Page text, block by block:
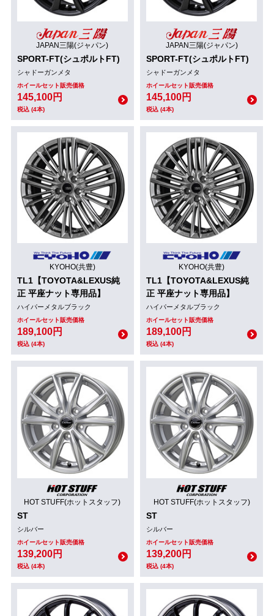
JAPAN三陽(ジャパン)
SPORT-FT(シュポルトFT)
シャドーガンメタ
ホイールセット販売価格
145,100円
税込 (4本)
JAPAN三陽(ジャパン)
SPORT-FT(シュポルトFT)
シャドーガンメタ
ホイールセット販売価格
145,100円
税込 (4本)
KYOHO(共豊)
TL1【TOYOTA&LEXUS純
正 平座ナット専用品】
ハイパーメタルブラック
ホイールセット販売価格
189,100円
税込 (4本)
KYOHO(共豊)
TL1【TOYOTA&LEXUS純
正 平座ナット専用品】
ハイパーメタルブラック
ホイールセット販売価格
189,100円
税込 (4本)
HOT STUFF(ホットスタッフ)
ST
シルバー
ホイールセット販売価格
139,200円
税込 (4本)
HOT STUFF(ホットスタッフ)
ST
シルバー
ホイールセット販売価格
139,200円
税込 (4本)